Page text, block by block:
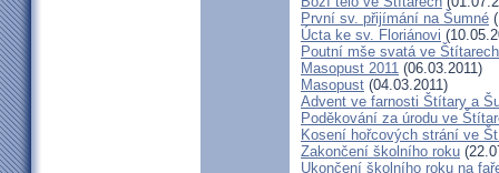
První sv. přijímání na Šumné
Úcta ke sv. Floriánovi
Poutní mše svatá ve
Masopust 2011 (06.03.2011)
Masopust (04.03.2011)
Advent ve farnosti Štítary a
Poděkování za úrodu ve
Kosení hořcových strání ve
Zakončení školního roku
Ukončení školního roku na